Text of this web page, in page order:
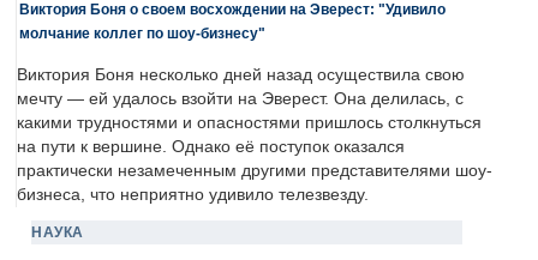
Виктория Боня о своем восхождении на Эверест: "Удивило
молчание коллег по шоу-бизнесу"
Виктория Боня несколько дней назад осуществила свою
мечту — ей удалось взойти на Эверест. Она делилась, с
какими трудностями и опасностями пришлось столкнуться
на пути к вершине. Однако её поступок оказался
практически незамеченным другими представителями шоу-
бизнеса, что неприятно удивило телезвезду.
НАУКА